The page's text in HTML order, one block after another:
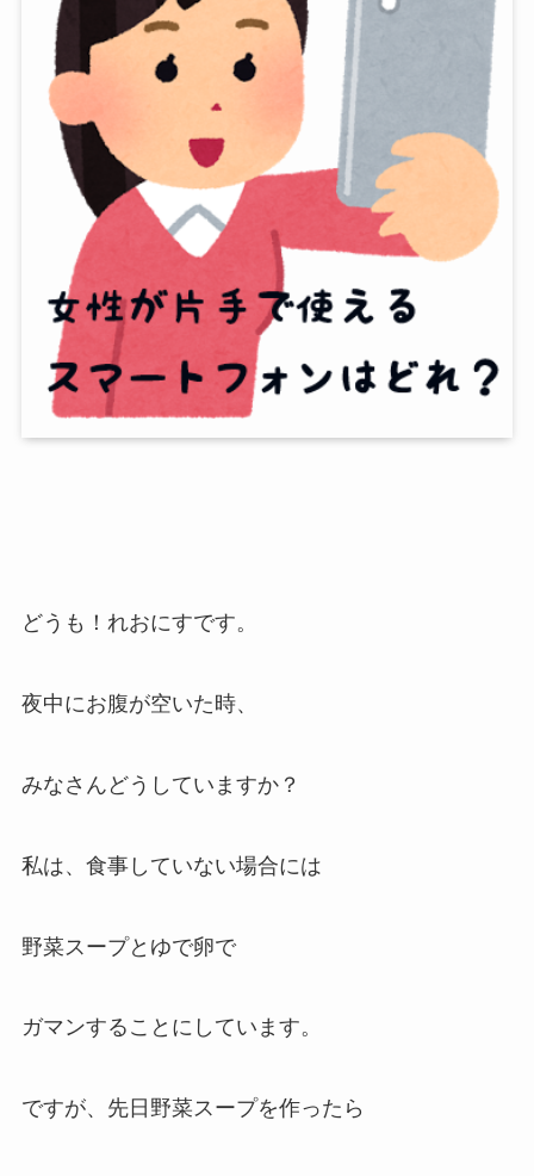
どうも！れおにすです。
夜中にお腹が空いた時、
みなさんどうしていますか？
私は、食事していない場合には
野菜スープとゆで卵で
ガマンすることにしています。
ですが、先日野菜スープを作ったら